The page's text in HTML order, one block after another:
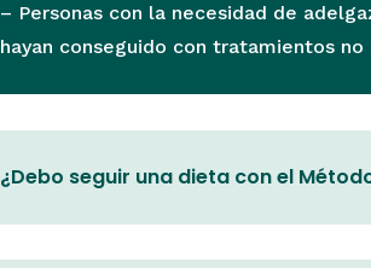
– Personas con la necesidad de
hayan conseguido con tratamientos no
¿Debo seguir una dieta con el